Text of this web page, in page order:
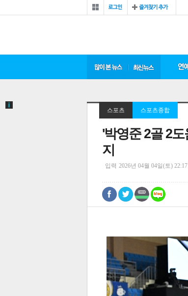
로그
스포츠 스포츠종합
'박영준 2골 2
지
입력 2026년 04월 04일(토) 22:17
0